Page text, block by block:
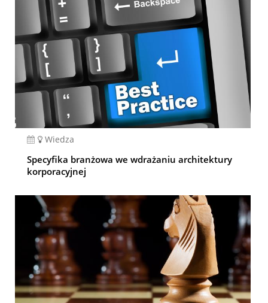
Wiedza
Specyfika branżowa we wdrażaniu architektury
korporacyjnej